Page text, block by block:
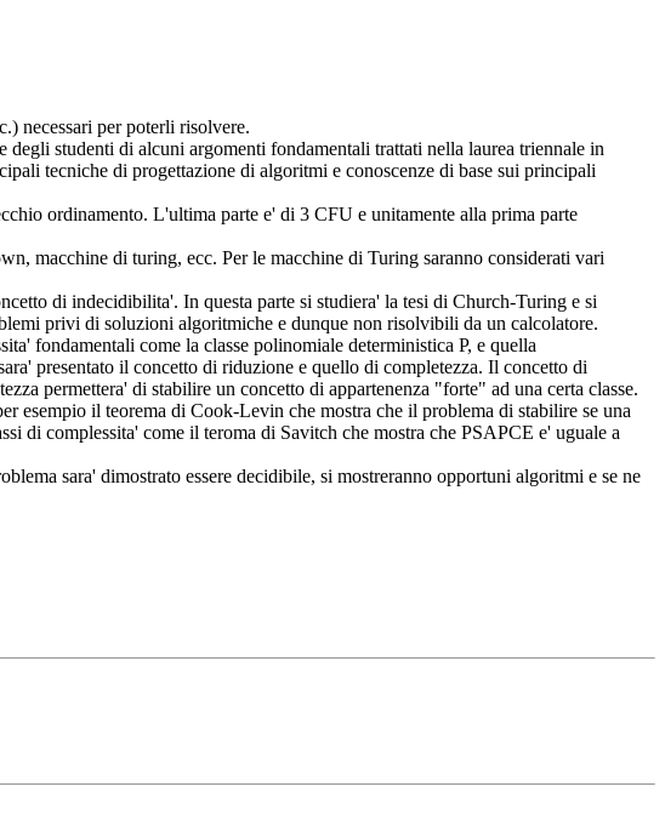
necessari per poterli risolvere.
studenti di alcuni argomenti fondamentali trattati nella laurea triennale in
tecniche di progettazione di algoritmi e conoscenze di base sui principali
ordinamento. L'ultima parte e' di 3 CFU e unitamente alla prima parte
macchine di turing, ecc. Per le macchine di Turing saranno considerati vari
di indecidibilita'. In questa parte si studiera' la tesi di Church-Turing e si
privi di soluzioni algoritmiche e dunque non risolvibili da un calcolatore.
fondamentali come la classe polinomiale deterministica P, e quella
presentato il concetto di riduzione e quello di completezza. Il concetto di
permettera' di stabilire un concetto di appartenenza "forte" ad una certa classe.
esempio il teorema di Cook-Levin che mostra che il problema di stabilire se una
di complessita' come il teroma di Savitch che mostra che PSAPCE e' uguale a
sara' dimostrato essere decidibile, si mostreranno opportuni algoritmi e se ne